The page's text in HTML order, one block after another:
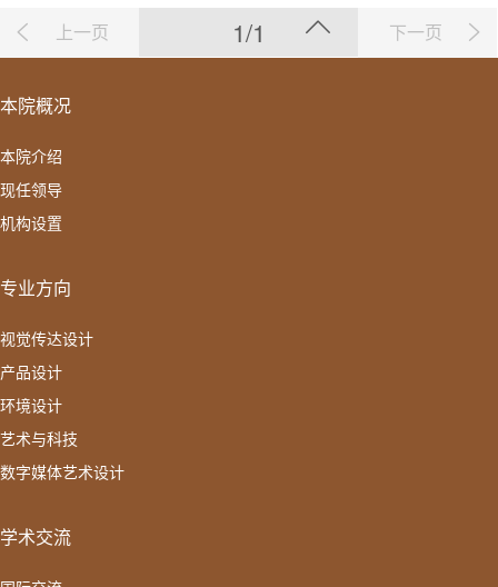
上一页 1/1 下一页
本院概况
本院介绍
现任领导
机构设置
专业方向
视觉传达设计
产品设计
环境设计
艺术与科技
数字媒体艺术设计
学术交流